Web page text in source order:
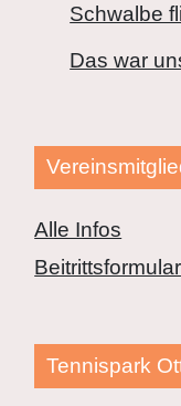
Schwalbe
Das war
Alle Infos
Beitrittsformular
Tennispark